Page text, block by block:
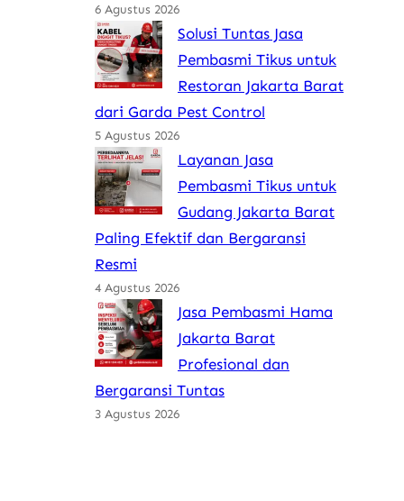
6 Agustus 2026
Solusi Tuntas Jasa
Pembasmi Tikus untuk
Restoran Jakarta Barat
dari Garda Pest Control
5 Agustus 2026
Layanan Jasa
Pembasmi Tikus untuk
Gudang Jakarta Barat
Paling Efektif dan Bergaransi
Resmi
4 Agustus 2026
Jasa Pembasmi Hama
Jakarta Barat
Profesional dan
Bergaransi Tuntas
3 Agustus 2026